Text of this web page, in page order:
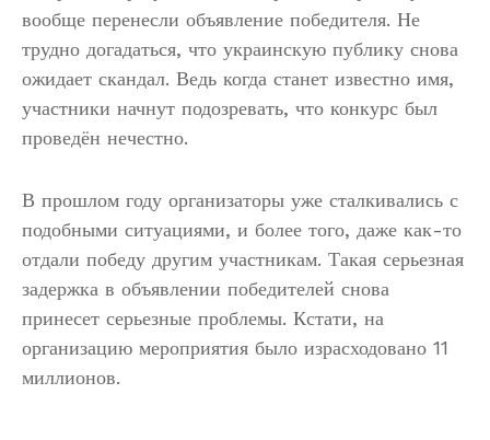
вообще перенесли объявление победителя. Не
трудно догадаться, что украинскую публику снова
ожидает скандал. Ведь когда станет известно имя,
участники начнут подозревать, что конкурс был
проведён нечестно.
В прошлом году организаторы уже сталкивались с
подобными ситуациями, и более того, даже как-то
отдали победу другим участникам. Такая серьезная
задержка в объявлении победителей снова
принесет серьезные проблемы. Кстати, на
организацию мероприятия было израсходовано 11
миллионов.